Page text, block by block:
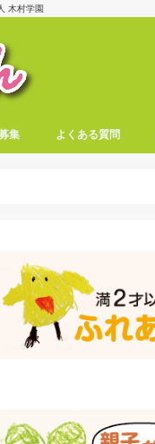
木村学園
集 よくある質問